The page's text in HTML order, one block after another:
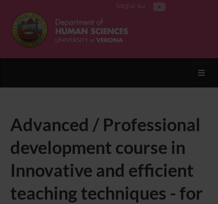
Segui su
Advanced / Professional
development course in
Innovative and efficient
teaching techniques - for